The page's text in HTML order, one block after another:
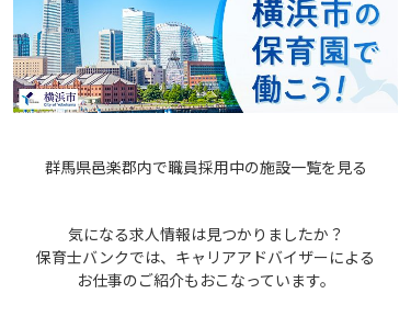
群馬県邑楽郡内で職員採用中の施設一覧を見る
気になる求人情報は見つかりましたか？
保育士バンクでは、キャリアアドバイザーによる
お仕事のご紹介もおこなっています。